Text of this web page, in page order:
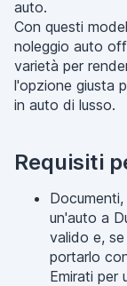
auto.
Con questi
noleggio auto
varietà per
l'opzione giusta
in auto di lusso.
Requisiti
un'auto a
valido e,
portarlo
Emirati per